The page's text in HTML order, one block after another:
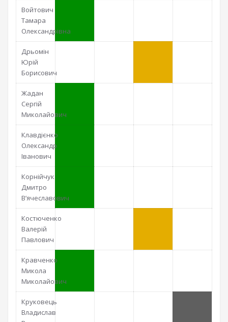
Войтович
Тамара
Олександрівна
Дрьомін
Юрій
Борисович
Жадан
Сергій
Миколайович
Клавдієнко
Олександр
Іванович
Корнійчук
Дмитро
В’ячеславович
Костюченко
Валерій
Павлович
Кравченко
Микола
Миколайович
Круковець
Владислав